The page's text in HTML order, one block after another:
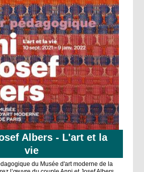
Albers - L'art et la
vie
du Musée d'art moderne de la